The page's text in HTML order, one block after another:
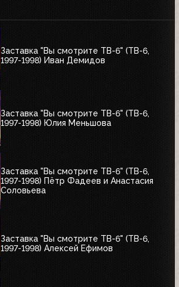
Заставка "Вы смотрите ТВ-6" (ТВ-6,
1997-1998) Иван Демидов
Заставка "Вы смотрите ТВ-6" (ТВ-6,
1997-1998) Юлия Меньшова
Заставка "Вы смотрите ТВ-6" (ТВ-6,
1997-1998) Пётр Фадеев и Анастасия
Соловьева
Заставка "Вы смотрите ТВ-6" (ТВ-6,
1997-1998) Алексей Ефимов